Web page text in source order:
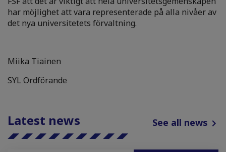
har möjlighet att vara representerade på alla nivåer av
det nya universitetets förvaltning.
Miika Tiainen
SYL Ordförande
Latest news See all news